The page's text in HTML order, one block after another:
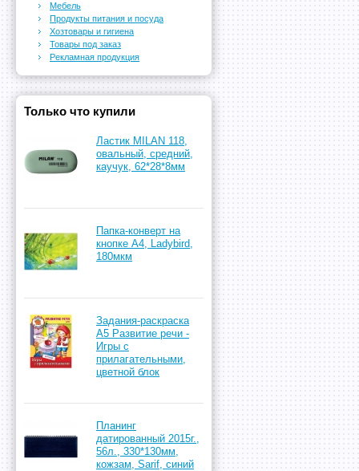
Мебель
Продукты питания и посуда
Хозтовары и гигиена
Товары под заказ
Рекламная продукция
Только что купили
Ластик MILAN 118,
овальный, средний,
каучук, 62*28*8мм
Папка-конверт на
кнопке А4, Ladybird,
180мкм
Задания-раскраска
А5 Развитие речи -
Игры с
прилагательными,
цветной блок
Планинг
датированный 2015г.,
56л., 330*130мм,
кожзам, Sarif, синий